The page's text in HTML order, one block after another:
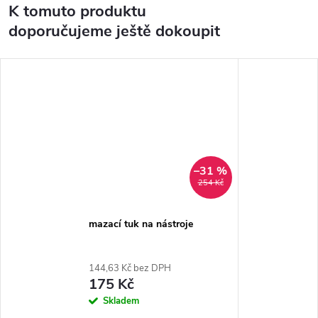
K tomuto produktu
doporučujeme ještě dokoupit
254 Kč
–31 %
mazací tuk na nástroje
144,63 Kč bez DPH
175 Kč
Skladem